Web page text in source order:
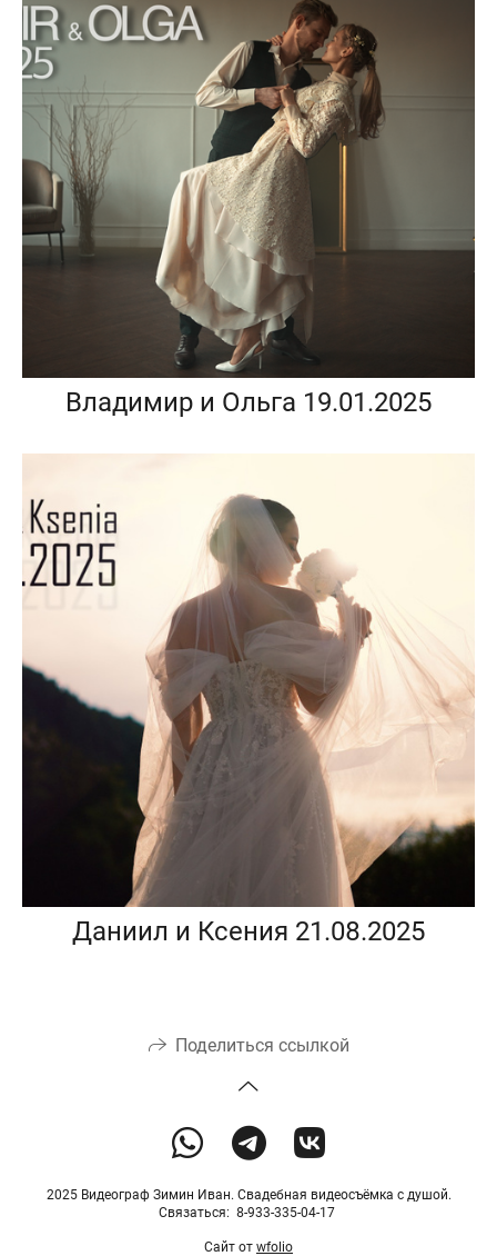
Владимир и Ольга 19.01.2025
Даниил и Ксения 21.08.2025
Поделиться ссылкой
2025 Видеограф Зимин Иван. Свадебная видеосъёмка с душой.
Связаться: 8-933-335-04-17
Сайт от wfolio